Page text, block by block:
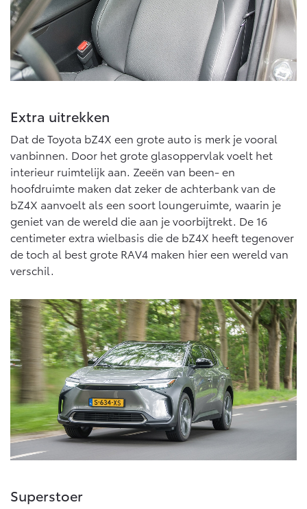
bZ4X
BATTERIJ-ELEKTRISCH
Vanaf € 39.995,-
bZ4X Touring
BATTERIJ-ELEKTRISCH
Vanaf € 48.995,-
Mirai
WATERSTOF-ELEKTRISCH
Vanaf € 76.695,-
Proace City (excl. BTW)
OOK ALS BATTERIJ-
ELEKTRISCH
Vanaf € 27.945,-
Proace (excl. BTW)
OOK ALS BATTERIJ-
ELEKTRISCH
Proace Verso
BATTERIJ-ELEKTRISCH
Connected check
Navigatie updates
Extra uitrekken
Dat de Toyota bZ4X een grote auto is merk je vooral
vanbinnen. Door het grote glasoppervlak voelt het
interieur ruimtelijk aan. Zeeën van been- en
hoofdruimte maken dat zeker de achterbank van de
bZ4X aanvoelt als een soort loungeruimte, waarin je
geniet van de wereld die aan je voorbijtrekt. De 16
centimeter extra wielbasis die de bZ4X heeft tegenover
de toch al best grote RAV4 maken hier een wereld van
verschil.
Superstoer